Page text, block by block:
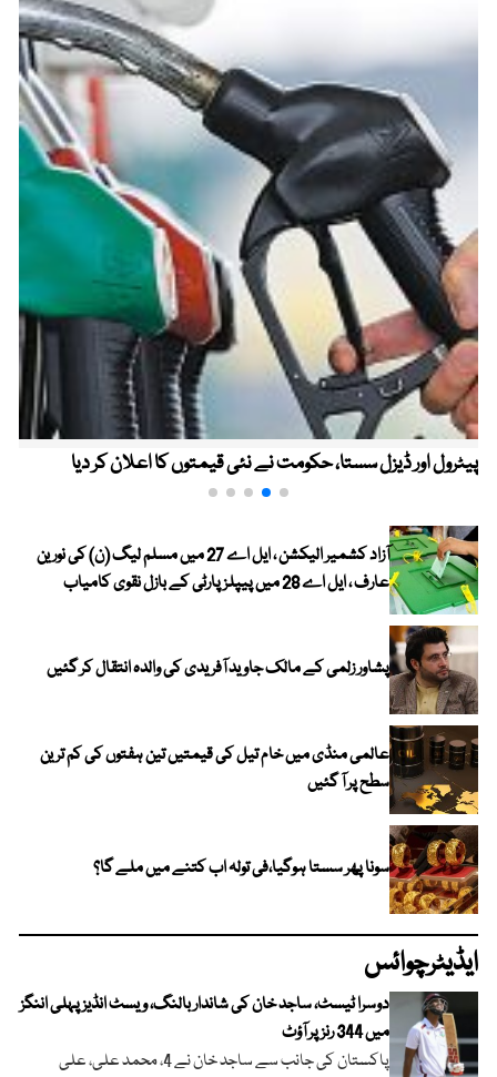
پیٹرول اور ڈیزل سستا، حکومت نے نئی قیمتوں کا اعلان کر دیا
آزاد کشمیر الیکشن ، ایل اے 27 میں مسلم لیگ (ن) کی نورین
عارف ، ایل اے 28 میں پیپلز پارٹی کے بازل نقوی کامیاب
پشاور زلمی کے مالک جاوید آفریدی کی والدہ انتقال کر گئیں
عالمی منڈی میں خام تیل کی قیمتیں تین ہفتوں کی کم ترین
سطح پر آ گئیں
سونا پھر سستا ہوگیا،فی تولہ اب کتنے میں ملے گا؟
ایڈیٹرچوائس
دوسرا ٹیسٹ، ساجد خان کی شاندار بالنگ، ویسٹ انڈیز پہلی اننگز
میں 344 رنز پر آؤٹ
پاکستان کی جانب سے ساجد خان نے 4، محمد علی، علی